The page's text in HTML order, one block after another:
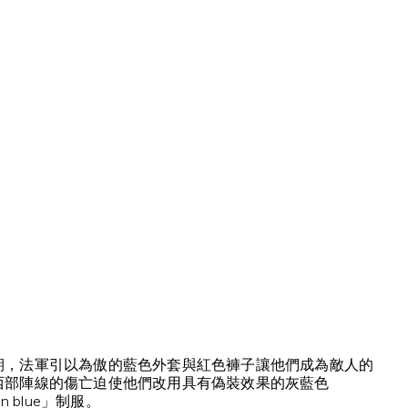
，法軍引以為傲的藍色外套與紅色褲子讓他們成為敵人的
部陣線的傷亡迫使他們改用具有偽裝效果的灰藍色
blue」制服。